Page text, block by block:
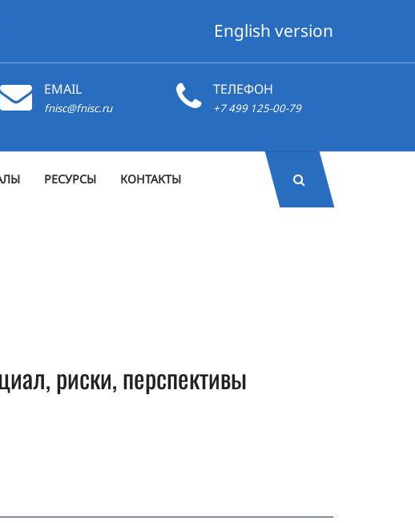
English version
EMAIL
fnisc@fnisc.ru
ТЕЛЕФОН
+7 499 125-00-79
РЕСУРСЫ КОНТАКТЫ
риски, перспективы